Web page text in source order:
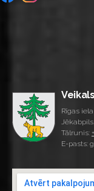
Rīgas
Tālrunis:
E-pasts: